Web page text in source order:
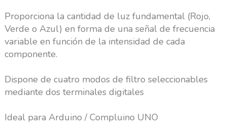
Proporciona la cantidad de luz fundamental (Rojo,
Verde o Azul) en forma de una señal de frecuencia
variable en función de la intensidad de cada
componente.
Dispone de cuatro modos de filtro seleccionables
mediante dos terminales digitales
Ideal para Arduino / Compluino UNO